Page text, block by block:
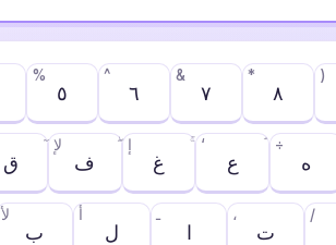
٥
%
٦
^
٧
&
٨
* )
ق ف
لإ
غ
إ
ع
‘
ه
÷
ب
لأ
ل
أ
ا
ـ
ت
، /